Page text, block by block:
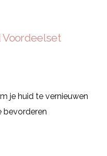
Voordeelset
je huid te vernieuwen
bevorderen